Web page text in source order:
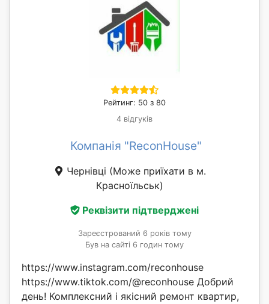
Рейтинг: 50 з 80
4 відгуків
Компанія "ReconHouse"
Чернівці (Може приїхати в м.
Красноїльськ)
Реквізити підтверджені
Зареєстрований 6 років тому
Був на сайті 6 годин тому
https://www.instagram.com/reconhouse
https://www.tiktok.com/@reconhouse Добрий
день! Комплексний і якісний ремонт квартир,